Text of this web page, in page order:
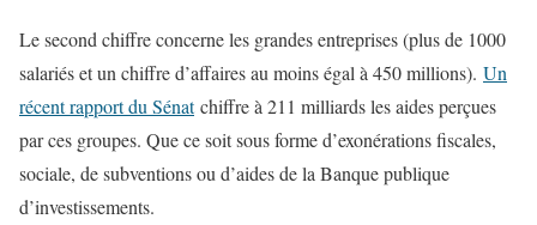
Le second chiffre concerne les grandes entreprises (plus de 1000
salariés et un chiffre d’affaires au moins égal à 450 millions). Un
récent rapport du Sénatchiffre à 211 milliards les aides perçues
par ces groupes. Que ce soit sous forme d’exonérations fiscales,
sociale, de subventions ou d’aides de la Banque publique
d’investissements.